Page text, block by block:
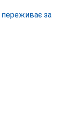
переживає за